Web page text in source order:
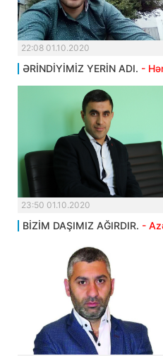
22:08 01.10.2020
ƏRİNDİYİMİZ YERİN ADI. -
23:50 01.10.2020
BİZİM DAŞIMIZ AĞIRDIR. -